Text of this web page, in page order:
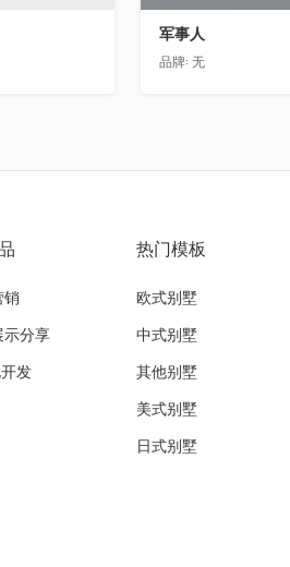
军事人
品牌: 无
销
示分享
发
热门模板
欧式别墅
中式别墅
其他别墅
美式别墅
日式别墅